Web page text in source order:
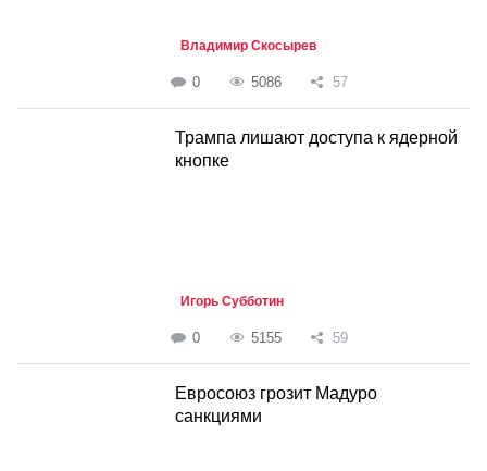
Владимир Скосырев
0 5086 57
Трампа лишают доступа к ядерной
кнопке
Игорь Субботин
0 5155 59
Евросоюз грозит Мадуро
санкциями